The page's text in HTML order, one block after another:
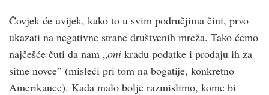
Čovjek će uvijek, kako to u svim područjima čini, prvo
ukazati na negativne strane društvenih mreža. Tako ćemo
najčešće čuti da nam „oni kradu podatke i prodaju ih za
sitne novce” (misleći pri tom na bogatije, konkretno
Amerikance). Kada malo bolje razmislimo, kome bi